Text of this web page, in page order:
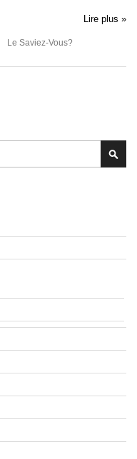
Lire plus »
Le Saviez-Vous?